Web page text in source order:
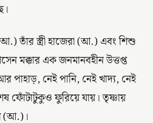
তাঁর স্ত্রী হাজেরা (আ.) এবং শিশু
মক্কার এক জনমানবহীন উত্তপ্ত
পাহাড়, নেই পানি, নেই খাদ্য, নেই
ফোঁটাটুকুও ফুরিয়ে যায়। তৃষ্ণায়
(আ.)।